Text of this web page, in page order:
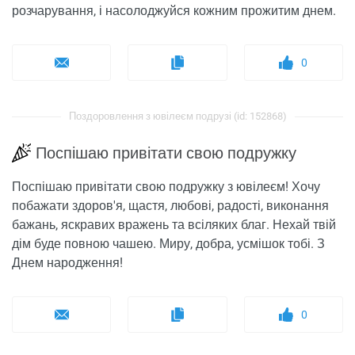
розчарування, і насолоджуйся кожним прожитим днем.
0
Поздоровлення з ювілеєм подрузі (id: 152868)
Поспішаю привітати свою подружку
Поспішаю привітати свою подружку з ювілеєм! Хочу
побажати здоров'я, щастя, любові, радості, виконання
бажань, яскравих вражень та всіляких благ. Нехай твій
дім буде повною чашею. Миру, добра, усмішок тобі. З
Днем народження!
0